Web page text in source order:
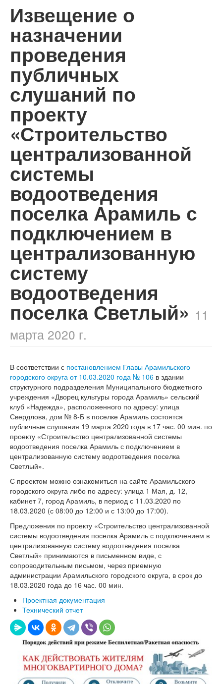
Извещение о
назначении
проведения
публичных
слушаний по
проекту
«Строительство
централизованной
системы
водоотведения
поселка Арамиль с
подключением в
централизованную
систему
водоотведения
поселка Светлый» 11
марта 2020 г.
В соответствии с постановлением Главы Арамильского
городского округа от 10.03.2020 года № 106 в здании
структурного подразделения Муниципального бюджетного
учреждения «Дворец культуры города Арамиль» сельский
клуб «Надежда», расположенного по адресу: улица
Свердлова, дом № 8-Б в поселке Арамиль состоятся
публичные слушания 19 марта 2020 года в 17 час. 00 мин. по
проекту «Строительство централизованной системы
водоотведения поселка Арамиль с подключением в
централизованную систему водоотведения поселка
Светлый».
С проектом можно ознакомиться на сайте Арамильского
городского округа либо по адресу: улица 1 Мая, д. 12,
кабинет 7, город Арамиль, в период с 11.03.2020 по
18.03.2020 (с 08:00 до 12:00 и с 13:00 до 17:00).
Предложения по проекту «Строительство централизованной
системы водоотведения поселка Арамиль с подключением в
централизованную систему водоотведения поселка
Светлый» принимаются в письменном виде, с
сопроводительным письмом, через приемную
администрации Арамильского городского округа, в срок до
18.03.2020 года до 16 час. 00 мин.
Проектная документация
Технический отчет